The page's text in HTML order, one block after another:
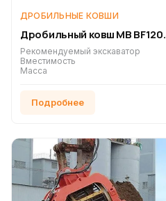
ДРОБИЛЬНЫЕ КОВШИ
Дробильный ковш MB
Рекомендуемый экскаватор
Вместимость
Масса
Подробнее